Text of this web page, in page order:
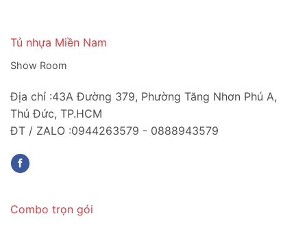
Tủ nhựa Miền Nam
Show Room
Địa chỉ :43A Đường 379, Phường Tăng Nhơn Phú A,
Thủ Đức, TP.HCM
ĐT / ZALO :0944263579 - 0888943579
Combo trọn gói